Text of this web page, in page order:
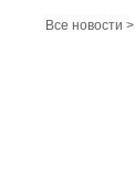
Все новости >